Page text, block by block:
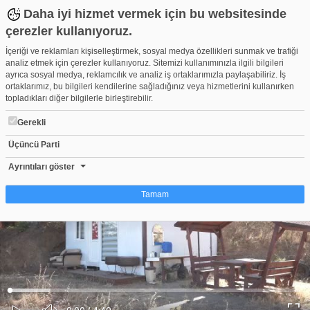
Daha iyi hizmet vermek için bu websitesinde
çerezler kullanıyoruz.
İçeriği ve reklamları kişiselleştirmek, sosyal medya özellikleri sunmak ve trafiği
analiz etmek için çerezler kullanıyoruz. Sitemizi kullanımınızla ilgili bilgileri
ayrıca sosyal medya, reklamcılık ve analiz iş ortaklarımızla paylaşabiliriz. İş
ortaklarımız, bu bilgileri kendilerine sağladığınız veya hizmetlerini kullanırken
topladıkları diğer bilgilerle birleştirebilir.
Gerekli
Üçüncü Parti
Ayrıntıları göster
Tamam
Çerez nedir?
Çerezler, web-sitelerinin, kullanıcıların deneyimlerini daha verimli hale getirmek
amacıyla kullandığı küçük metin dosyalarıdır. Yasalara göre, bu sitenin
işletilmesi için kesinlikle gerekli olan çerezleri cihazınıza yerleştirebiliyoruz.
Diğer çerez türleri için sizden izin almamız gerekiyor. Bu site farklı çerez türleri
kullanmaktadır. Bazı çerezler, sayfalarımızda yer alan üçüncü şahıs hizmetleri
tarafından yerleştirilir. İzniniz şu alanlar için geçerlidir: web.tv
Ses
Yüklendi:
0%
Yükleniyor:
0%
Bursa Osmangazi’de kaçak yapılara geçit yok